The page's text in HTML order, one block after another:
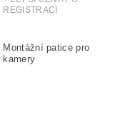
REGISTRACI